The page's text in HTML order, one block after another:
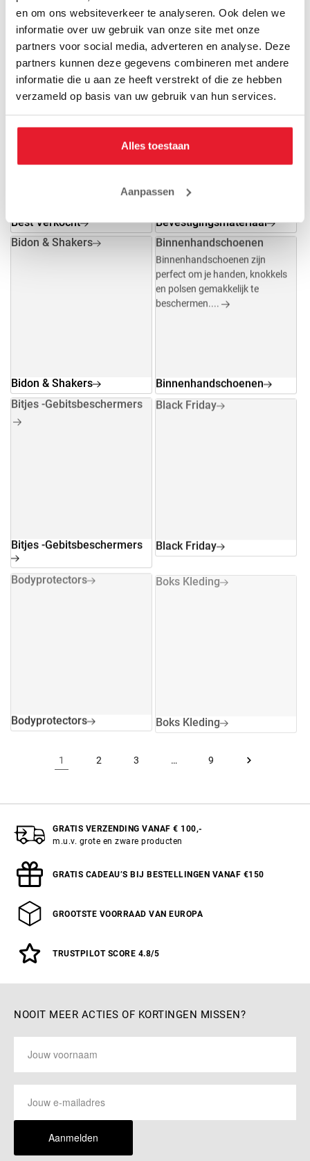
en om ons websiteverkeer te analyseren. Ook delen we
informatie over uw gebruik van onze site met onze
partners voor social media, adverteren en analyse. Deze
partners kunnen deze gegevens combineren met andere
informatie die u aan ze heeft verstrekt of die ze hebben
verzameld op basis van uw gebruik van hun services.
Alles toestaan
Aanpassen
Beenie
Bescherming
Best Verkocht
Best Verkocht
Bevestigingsmateriaal
Bevestigingsmateriaal
Bidon & Shakers
Bidon & Shakers
Binnenhandschoenen
Binnenhandschoenen zijn
perfect om je handen, knokkels
en polsen gemakkelijk te
beschermen....
Binnenhandschoenen
Bitjes -Gebitsbeschermers
Bitjes -Gebitsbeschermers
Black Friday
Black Friday
Bodyprotectors
Bodyprotectors
Boks Kleding
Boks Kleding
1 2 3 … 9
GRATIS VERZENDING VANAF € 100,-
m.u.v. grote en zware producten
GRATIS CADEAU’S BIJ BESTELLINGEN VANAF €150
GROOTSTE VOORRAAD VAN EUROPA
TRUSTPILOT SCORE 4.8/5
NOOIT MEER ACTIES OF KORTINGEN MISSEN?
Aanmelden